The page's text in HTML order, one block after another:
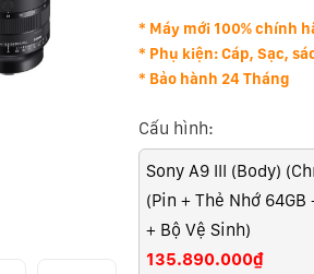
* Máy mới 100% chính
* Phụ kiện: Cáp, Sạc,
* Bảo hành 24 Tháng
Cấu hình:
Sony A9 III (Body)
(Pin + Thẻ Nhớ 64GB
+ Bộ Vệ Sinh)
135.890.000₫